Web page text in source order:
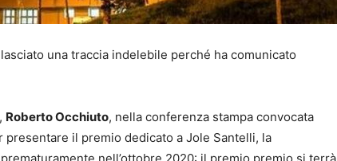
una traccia indelebile perché ha comunicato
Roberto Occhiuto, nella conferenza stampa convocata
presentare il premio dedicato a Jole Santelli, la